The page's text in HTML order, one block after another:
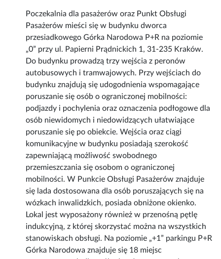
Poczekalnia dla pasażerów oraz Punkt Obsługi
Pasażerów mieści się w budynku dworca
przesiadkowego Górka Narodowa P+R na poziomie
„0” przy ul. Papierni Prądnickich 1, 31-235 Kraków.
Do budynku prowadzą trzy wejścia z peronów
autobusowych i tramwajowych. Przy wejściach do
budynku znajdują się udogodnienia wspomagające
poruszanie się osób o ograniczonej mobilności:
podjazdy i pochylenia oraz oznaczenia podłogowe dla
osób niewidomych i niedowidzących ułatwiające
poruszanie się po obiekcie. Wejścia oraz ciągi
komunikacyjne w budynku posiadają szerokość
zapewniającą możliwość swobodnego
przemieszczania się osobom o ograniczonej
mobilności. W Punkcie Obsługi Pasażerów znajduje
się lada dostosowana dla osób poruszających się na
wózkach inwalidzkich, posiada obniżone okienko.
Lokal jest wyposażony również w przenośną pętlę
indukcyjną, z której skorzystać można na wszystkich
stanowiskach obsługi. Na poziomie „+1” parkingu P+R
Górka Narodowa znajduje się 18 miejsc